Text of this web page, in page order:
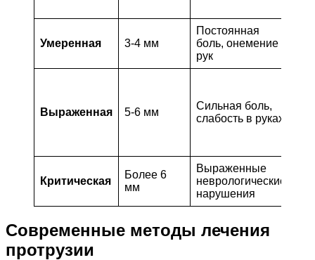
Умеренная 3-4 мм
Постоянная
боль, онемение
рук
Выраженная 5-6 мм
Сильная боль,
слабость в руках
Критическая
Более 6
мм
Выраженные
неврологические
нарушения
Современные методы лечения
протрузии